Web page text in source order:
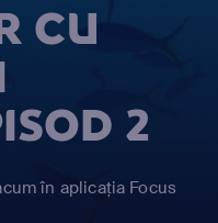
CU
2
în aplicația Focus